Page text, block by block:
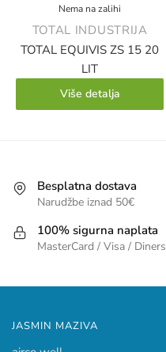
Nema na zalihi
TOTAL INDUSTRIJA
TOTAL EQUIVIS ZS 15 20
LIT
Više detalja
Besplatna dostava
Narudžbe iznad 50€
100% sigurna naplata
MasterCard / Visa / Diners
JASMIN MAZIVA